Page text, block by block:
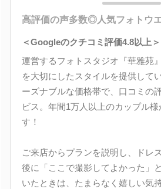
高評価の声多数◎人気フォトウ
＜Googleのクチコミ評価4.8以上＞
運営するフォトスタジオ『華雅苑
を大切にしたスタイルを提供して
ーズナブルな価格帯で、口コミの
ビス。年間1万人以上のカップル
す！
ご来店からプランを説明し、ドレ
後に「ここで撮影してよかった」
いたときは、たまらなく嬉しい気